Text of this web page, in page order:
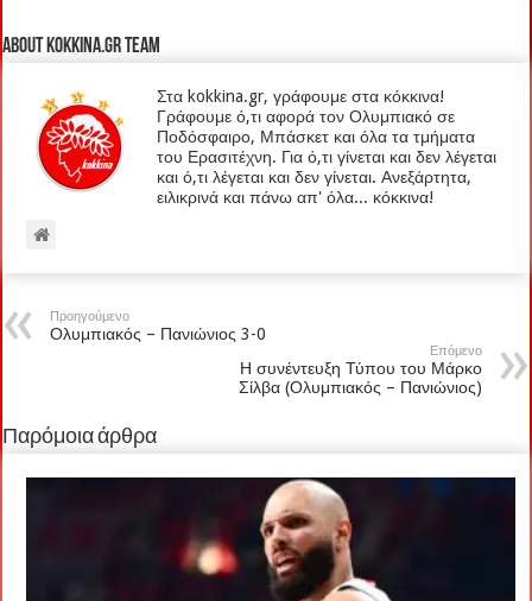
About kokkina.gr TEAM
Στα kokkina.gr, γράφουμε στα κόκκινα!
Γράφουμε ό,τι αφορά τον Ολυμπιακό σε
Ποδόσφαιρο, Μπάσκετ και όλα τα τμήματα
του Ερασιτέχνη. Για ό,τι γίνεται και δεν λέγεται
και ό,τι λέγεται και δεν γίνεται. Ανεξάρτητα,
ειλικρινά και πάνω απ' όλα... κόκκινα!
Προηγούμενο
Ολυμπιακός – Πανιώνιος 3-0
Επόμενο
Η συνέντευξη Τύπου του Μάρκο
Σίλβα (Ολυμπιακός – Πανιώνιος)
Παρόμοια άρθρα